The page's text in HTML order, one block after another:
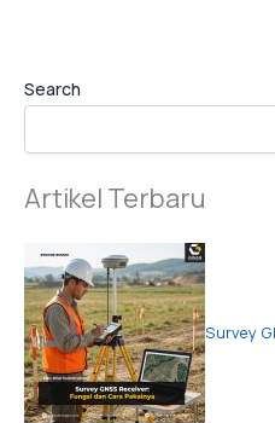
Search
Artikel Terbaru
Survey